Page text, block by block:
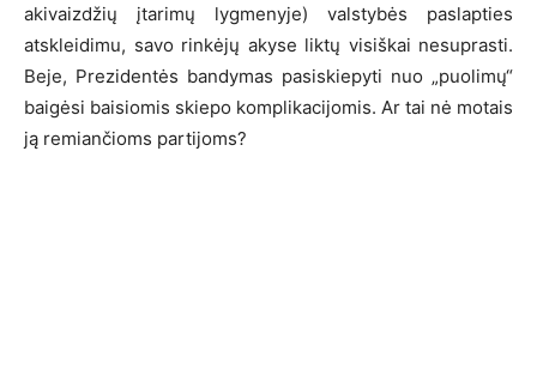
akivaizdžių įtarimų lygmenyje) valstybės paslapties
atskleidimu, savo rinkėjų akyse liktų visiškai nesuprasti.
Beje, Prezidentės bandymas pasiskiepyti nuo „puolimų“
baigėsi baisiomis skiepo komplikacijomis. Ar tai nė motais
ją remiančioms partijoms?